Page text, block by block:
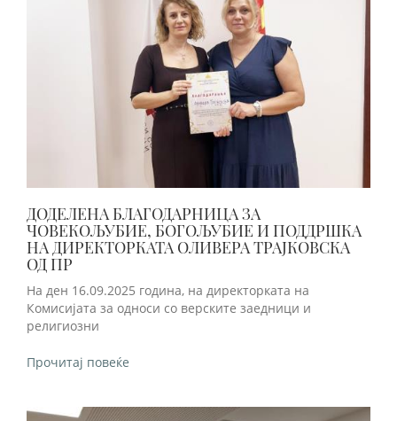
ДОДЕЛЕНА БЛАГОДАРНИЦА ЗА
ЧОВЕКОЉУБИЕ, БОГОЉУБИЕ И ПОДДРШКА
НА ДИРЕКТОРКАТА ОЛИВЕРА ТРАЈКОВСКА
ОД ПР
На ден 16.09.2025 година, на директорката на
Комисијата за односи со верските заедници и
религиозни
Прочитај повеќе